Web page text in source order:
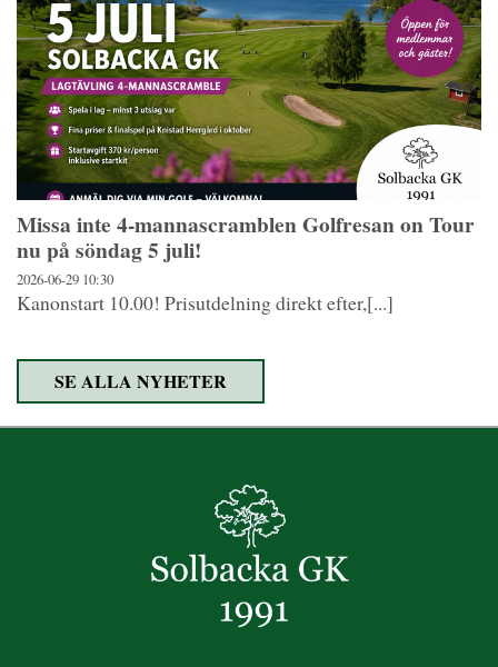
Missa inte 4-mannascramblen Golfresan on Tour
nu på söndag 5 juli!
2026-06-29 10:30
Kanonstart 10.00! Prisutdelning direkt efter,[...]
SE ALLA NYHETER